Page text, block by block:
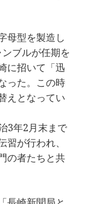
母型を製造し
ブルが任期を
に招いて「迅
った。この時
えとなってい
3年2月末まで
が行われ、
の者たちと共